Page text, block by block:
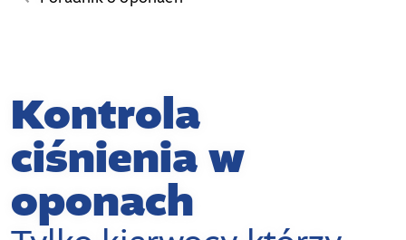
Kontrola
ciśnienia w
oponach